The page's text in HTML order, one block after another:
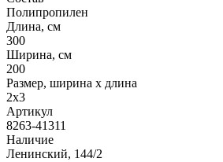
Полипропилен
Длина, см
300
Ширина, см
200
Размер, ширина x длина
2x3
Артикул
8263-41311
Наличие
Ленинский, 144/2